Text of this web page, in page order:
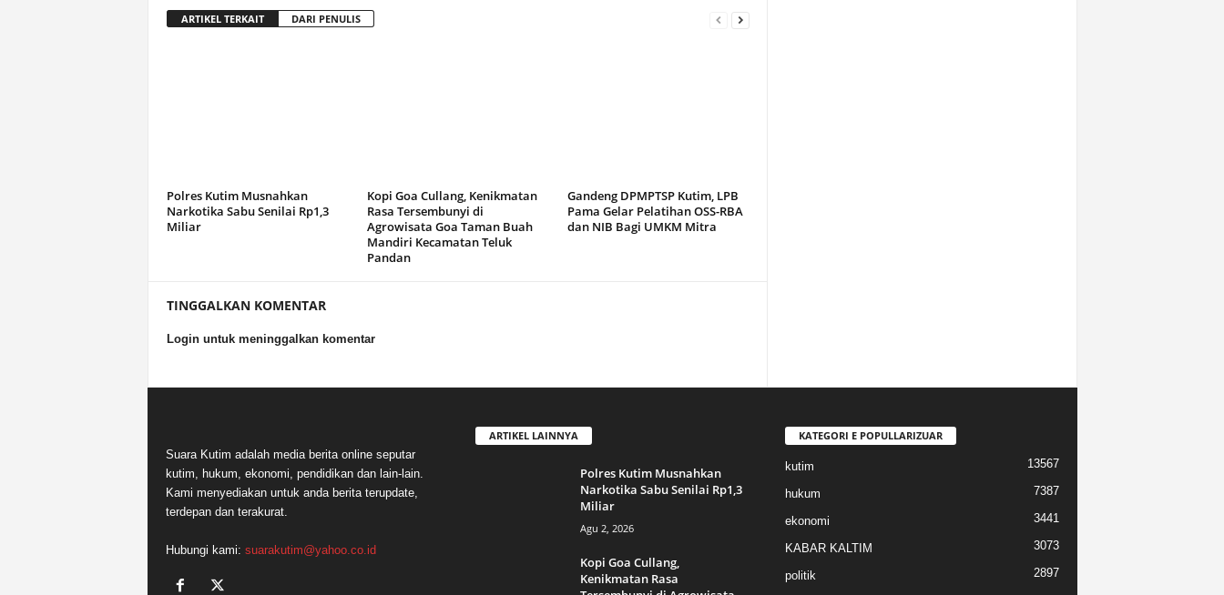
ARTIKEL TERKAIT DARI PENULIS
Polres Kutim Musnahkan
Narkotika Sabu Senilai Rp1,3
Miliar
Kopi Goa Cullang, Kenikmatan
Rasa Tersembunyi di
Agrowisata Goa Taman Buah
Mandiri Kecamatan Teluk
Pandan
Gandeng DPMPTSP Kutim, LPB
Pama Gelar Pelatihan OSS-RBA
dan NIB Bagi UMKM Mitra
TINGGALKAN KOMENTAR
Login untuk meninggalkan komentar
Suara Kutim adalah media berita online seputar
kutim, hukum, ekonomi, pendidikan dan lain-lain.
Kami menyediakan untuk anda berita terupdate,
terdepan dan terakurat.
Hubungi kami: suarakutim@yahoo.co.id
ARTIKEL LAINNYA
Polres Kutim Musnahkan
Narkotika Sabu Senilai Rp1,3
Miliar
Agu 2, 2026
Kopi Goa Cullang,
Kenikmatan Rasa
KATEGORI E POPULLARIZUAR
kutim 13567
hukum 7387
ekonomi 3441
KABAR KALTIM 3073
politik
2897